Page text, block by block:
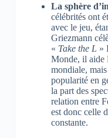
La sphère
célébrités ont
avec le jeu,
Griezmann
« Take the L »
Monde, il aide
mondiale,
popularité en
la part des
relation entre
est donc celle
constante.